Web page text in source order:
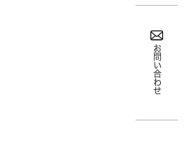
お問い合わせ